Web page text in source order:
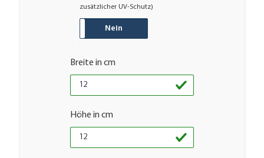
zusätzlicher UV-Schutz)
Nein
Breite in cm
Höhe in cm